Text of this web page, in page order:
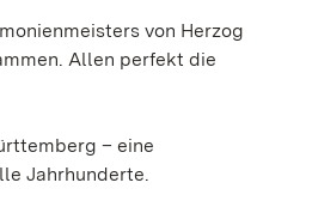
von Herzog
Allen perfekt die
– eine
Jahrhunderte.